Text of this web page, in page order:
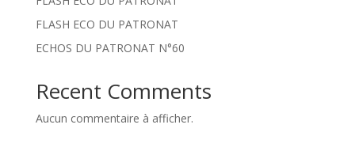
FLASH ECO DU PATRONAT
ECHOS DU PATRONAT N°60
Recent Comments
Aucun commentaire à afficher.